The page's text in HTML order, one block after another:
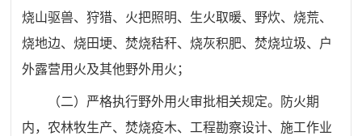
烧山驱兽、狩猎、火把照明、生火取暖、野炊、 烧荒、
烧地边、烧田埂、焚烧秸秆、烧灰积肥、焚烧垃圾、
户
外露营用火及其他野外用火 ；
（二）严格执行野外用火审批相关规定。
防火期
内，农林牧生产、焚烧疫木、工程勘察设计、施工作业